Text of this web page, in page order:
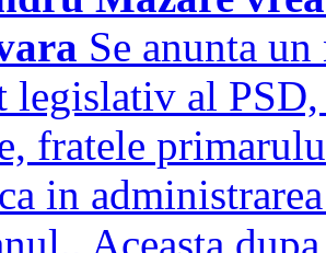
Se anunta
legislativ al
fratele
in